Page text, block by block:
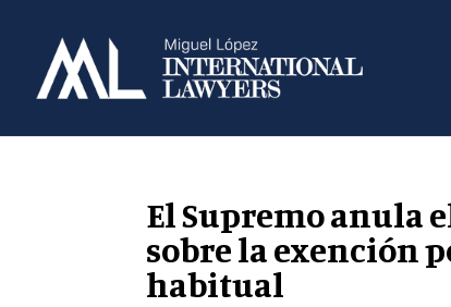
El Supremo anula
sobre la exención
habitual